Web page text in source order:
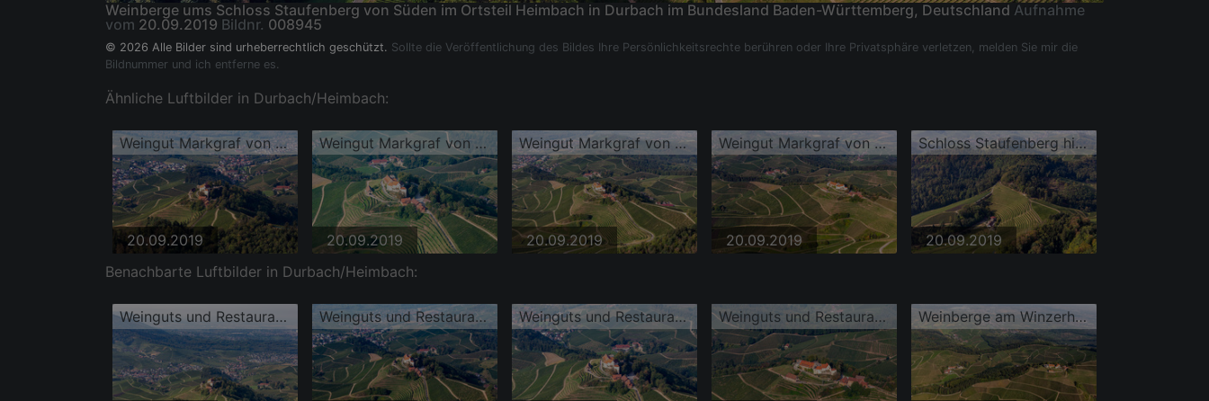
Weinberge ums Schloss Staufenberg von Süden im Ortsteil Heimbach in Durbach im Bundesland Baden-Württemberg, Deutschland Aufnahme
vom 20.09.2019 Bildnr. 008945
© 2026 Alle Bilder sind urheberrechtlich geschützt. Sollte die Veröffentlichung des Bildes Ihre Persönlichkeitsrechte berühren oder Ihre Privatsphäre verletzen, melden Sie mir die
Bildnummer und ich entferne es.
Ähnliche Luftbilder in Durbach/Heimbach:
Weingut Markgraf von Baden im Schloss Staufenberg
20.09.2019
Weingut Markgraf von Baden im Schloss Staufenberg
20.09.2019
Weingut Markgraf von Baden im Schloss Staufenberg
20.09.2019
Weingut Markgraf von Baden im Schloss Staufenberg
20.09.2019
Schloss Staufenberg hinterm Stollenberg
20.09.2019
Benachbarte Luftbilder in Durbach/Heimbach:
Weinguts und Restaurants Schloss Staufenberg Weinguts und Restaurants Schloss Staufenberg Weinguts und Restaurants Schloss Staufenberg Weinguts und Restaurants Schloss Staufenberg Weinberge am Winzerhof und Burganlage des Schloss Staufenberg